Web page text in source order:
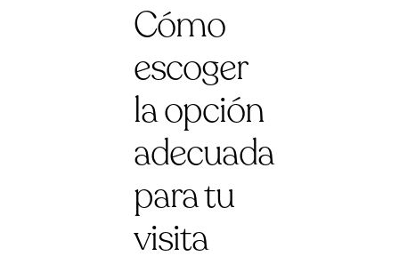
Cómo
escoger
la opción
adecuada
para tu
visita